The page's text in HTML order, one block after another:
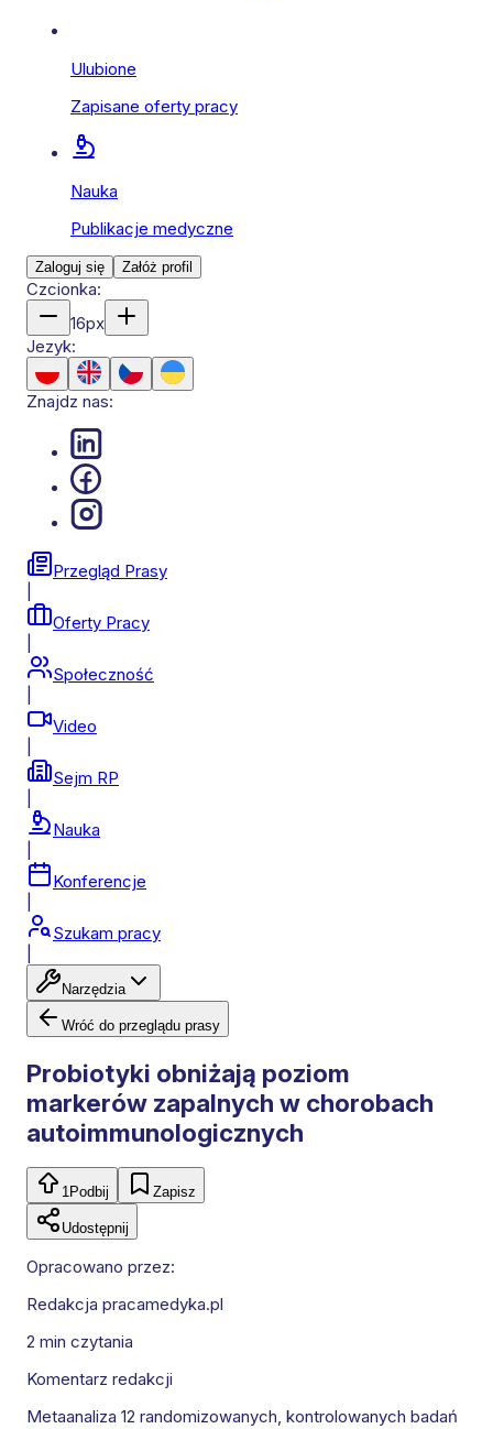
Ulubione
Zapisane oferty pracy
Nauka
Publikacje medyczne
Zaloguj się Załóż profil
Czcionka:
16px
Jezyk:
Znajdz nas:
Przegląd Prasy
Oferty Pracy
Społeczność
Video
Sejm RP
Nauka
Konferencje
Szukam pracy
Narzędzia
Wróć do przeglądu prasy
Probiotyki obniżają poziom
markerów zapalnych w chorobach
autoimmunologicznych
1Podbij Zapisz
Udostępnij
Opracowano przez:
Redakcja pracamedyka.pl
2 min czytania
Komentarz redakcji
Metaanaliza 12 randomizowanych, kontrolowanych badań